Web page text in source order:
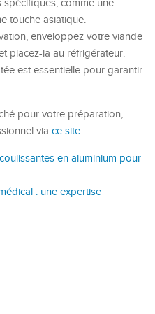
comme une
touche asiatique.
enveloppez votre viande
placez-la au réfrigérateur.
est essentielle pour garantir
pour votre préparation,
via ce site.
en aluminium pour
: une expertise